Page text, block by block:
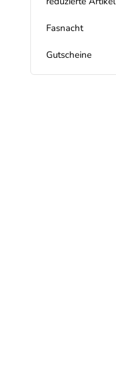
Fasnacht
Gutscheine